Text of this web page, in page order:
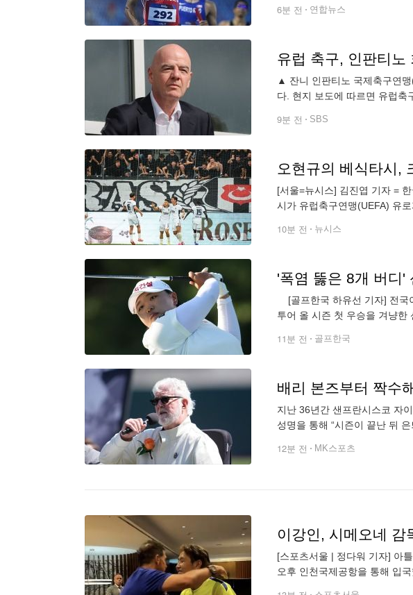
6분 전 연합뉴스
유럽 축구, 인판티
▲ 잔니 인판티노 국제축구연
다. 현지 보도에 따르면 유럽축
9분 전 SBS
오현규의 베식타시,
[서울=뉴시스] 김진엽 기자 =
시가 유럽축구연맹(UEFA) 유
10분 전 뉴시스
'폭염 뚫은 8개 버디'
[골프한국 하유선 기자] 전국
투어 올 시즌 첫 우승을 겨냥한
11분 전 골프한국
배리 본즈부터 짝수
지난 36년간 샌프란시스코 자
성명을 통해 “시즌이 끝난 뒤
12분 전 MK스포츠
이강인, 시메오네
[스포츠서울 | 정다워 기자] 아
오후 인천국제공항을 통해 입